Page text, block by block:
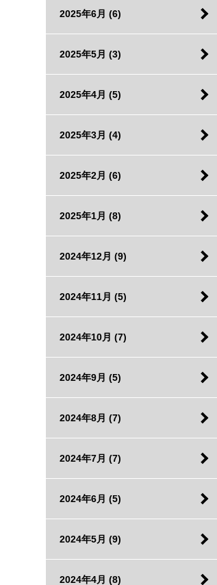
2025年6月 (6)
2025年5月 (3)
2025年4月 (5)
2025年3月 (4)
2025年2月 (6)
2025年1月 (8)
2024年12月 (9)
2024年11月 (5)
2024年10月 (7)
2024年9月 (5)
2024年8月 (7)
2024年7月 (7)
2024年6月 (5)
2024年5月 (9)
2024年4月 (8)